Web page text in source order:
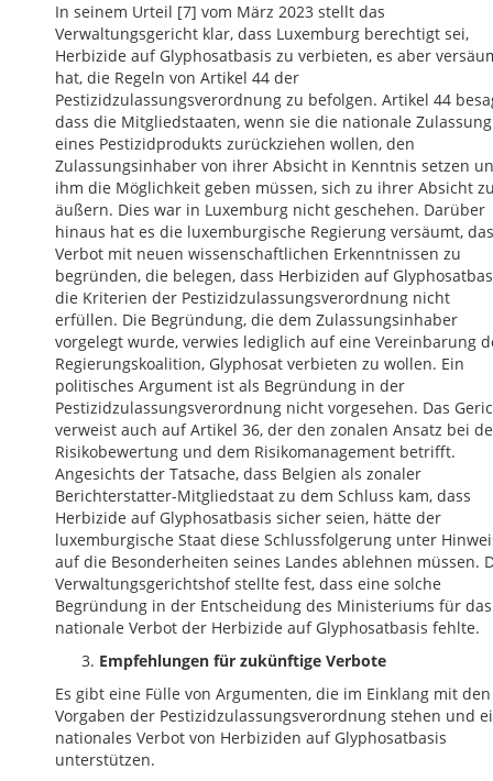
In seinem Urteil [7] vom März 2023 stellt das
Verwaltungsgericht klar, dass Luxemburg berechtigt sei,
Herbizide auf Glyphosatbasis zu verbieten, es aber
hat, die Regeln von Artikel 44 der
Pestizidzulassungsverordnung zu befolgen. Artikel 44
dass die Mitgliedstaaten, wenn sie die nationale Zulassung
eines Pestizidprodukts zurückziehen wollen, den
Zulassungsinhaber von ihrer Absicht in Kenntnis setzen
ihm die Möglichkeit geben müssen, sich zu ihrer Absicht
äußern. Dies war in Luxemburg nicht geschehen. Darüber
hinaus hat es die luxemburgische Regierung versäumt, das
Verbot mit neuen wissenschaftlichen Erkenntnissen zu
begründen, die belegen, dass Herbiziden auf
die Kriterien der Pestizidzulassungsverordnung nicht
erfüllen. Die Begründung, die dem Zulassungsinhaber
vorgelegt wurde, verwies lediglich auf eine Vereinbarung
Regierungskoalition, Glyphosat verbieten zu wollen. Ein
politisches Argument ist als Begründung in der
Pestizidzulassungsverordnung nicht vorgesehen. Das
verweist auch auf Artikel 36, der den zonalen Ansatz bei
Risikobewertung und dem Risikomanagement betrifft.
Angesichts der Tatsache, dass Belgien als zonaler
Berichterstatter-Mitgliedstaat zu dem Schluss kam, dass
Herbizide auf Glyphosatbasis sicher seien, hätte der
luxemburgische Staat diese Schlussfolgerung unter
auf die Besonderheiten seines Landes ablehnen müssen.
Verwaltungsgerichtshof stellte fest, dass eine solche
Begründung in der Entscheidung des Ministeriums für das
nationale Verbot der Herbizide auf Glyphosatbasis fehlte.
Empfehlungen für zukünftige Verbote
Es gibt eine Fülle von Argumenten, die im Einklang mit den
Vorgaben der Pestizidzulassungsverordnung stehen und
nationales Verbot von Herbiziden auf Glyphosatbasis
unterstützen.